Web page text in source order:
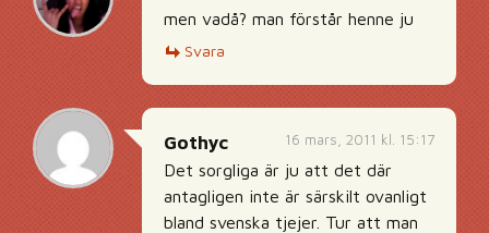
men vadå? man förstår henne ju
Svara
16 mars, 2011 kl. 15:17
Gothyc
Det sorgliga är ju att det där
antagligen inte är särskilt ovanligt
bland svenska tjejer. Tur att man